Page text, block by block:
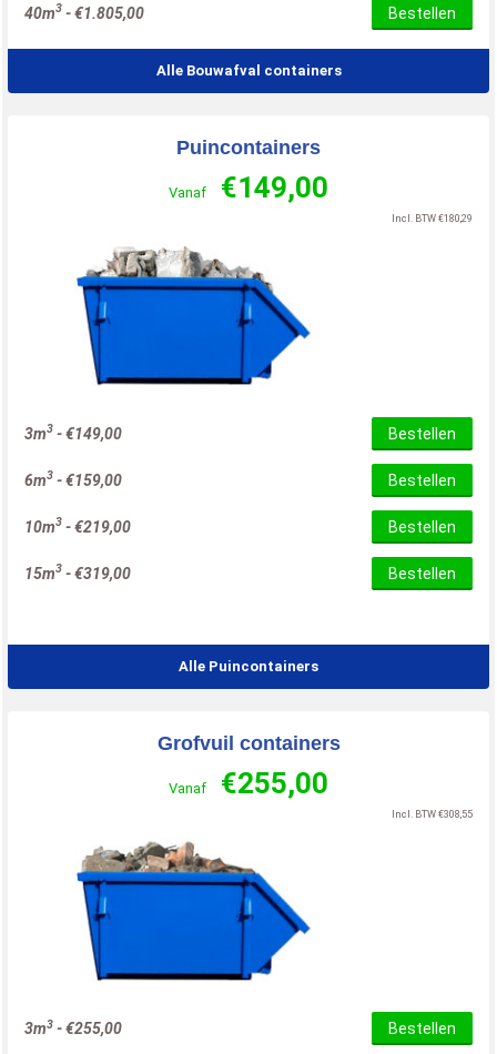
40m3 -€1.805,00 Bestellen
Alle Bouwafval containers
Puincontainers
Vanaf €149,00
Incl. BTW €180,29
3m3 -€149,00 Bestellen
6m3 -€159,00 Bestellen
10m3 -€219,00 Bestellen
15m3 -€319,00 Bestellen
Alle Puincontainers
Grofvuil containers
Vanaf €255,00
Incl. BTW €308,55
3m3 -€255,00 Bestellen